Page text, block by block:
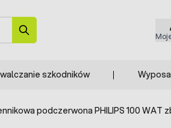
szkodników
podczerwona PHILIPS 100 WAT